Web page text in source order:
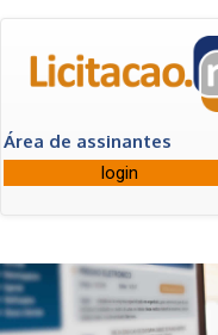
Área de assinantes